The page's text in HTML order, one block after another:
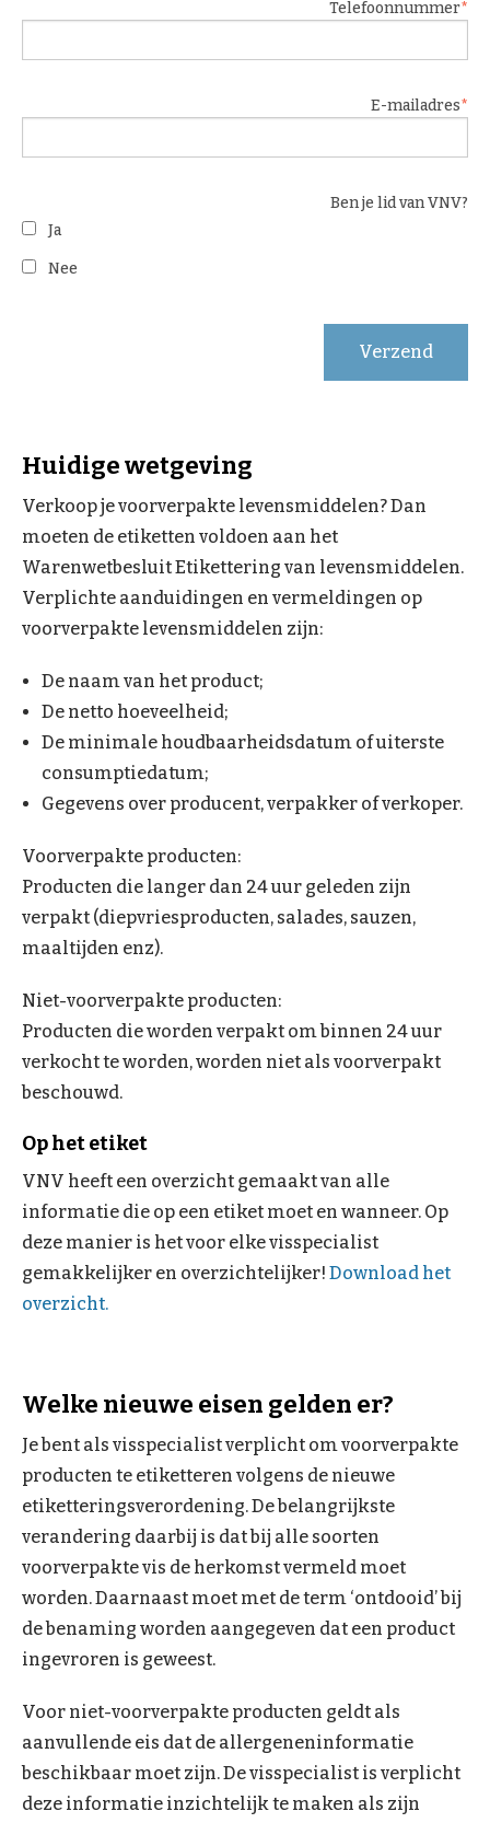
Telefoonnummer
E-mailadres
Ben je lid van VNV?
Ja
Nee
Verzend
Huidige wetgeving
Verkoop je voorverpakte levensmiddelen? Dan
moeten de etiketten voldoen aan het
Warenwetbesluit Etikettering van levensmiddelen.
Verplichte aanduidingen en vermeldingen op
voorverpakte levensmiddelen zijn:
De naam van het product;
De netto hoeveelheid;
De minimale houdbaarheidsdatum of uiterste
consumptiedatum;
Gegevens over producent, verpakker of verkoper.
Voorverpakte producten:
Producten die langer dan 24 uur geleden zijn
verpakt (diepvriesproducten, salades, sauzen,
maaltijden enz).
Niet-voorverpakte producten:
Producten die worden verpakt om binnen 24 uur
verkocht te worden, worden niet als voorverpakt
beschouwd.
Op het etiket
VNV heeft een overzicht gemaakt van alle
informatie die op een etiket moet en wanneer. Op
deze manier is het voor elke visspecialist
gemakkelijker en overzichtelijker! Download het
overzicht.
Welke nieuwe eisen gelden er?
Je bent als visspecialist verplicht om voorverpakte
producten te etiketteren volgens de nieuwe
etiketteringsverordening. De belangrijkste
verandering daarbij is dat bij alle soorten
voorverpakte vis de herkomst vermeld moet
worden. Daarnaast moet met de term ‘ontdooid’ bij
de benaming worden aangegeven dat een product
ingevroren is geweest.
Voor niet-voorverpakte producten geldt als
aanvullende eis dat de allergeneninformatie
beschikbaar moet zijn. De visspecialist is verplicht
deze informatie inzichtelijk te maken als zijn